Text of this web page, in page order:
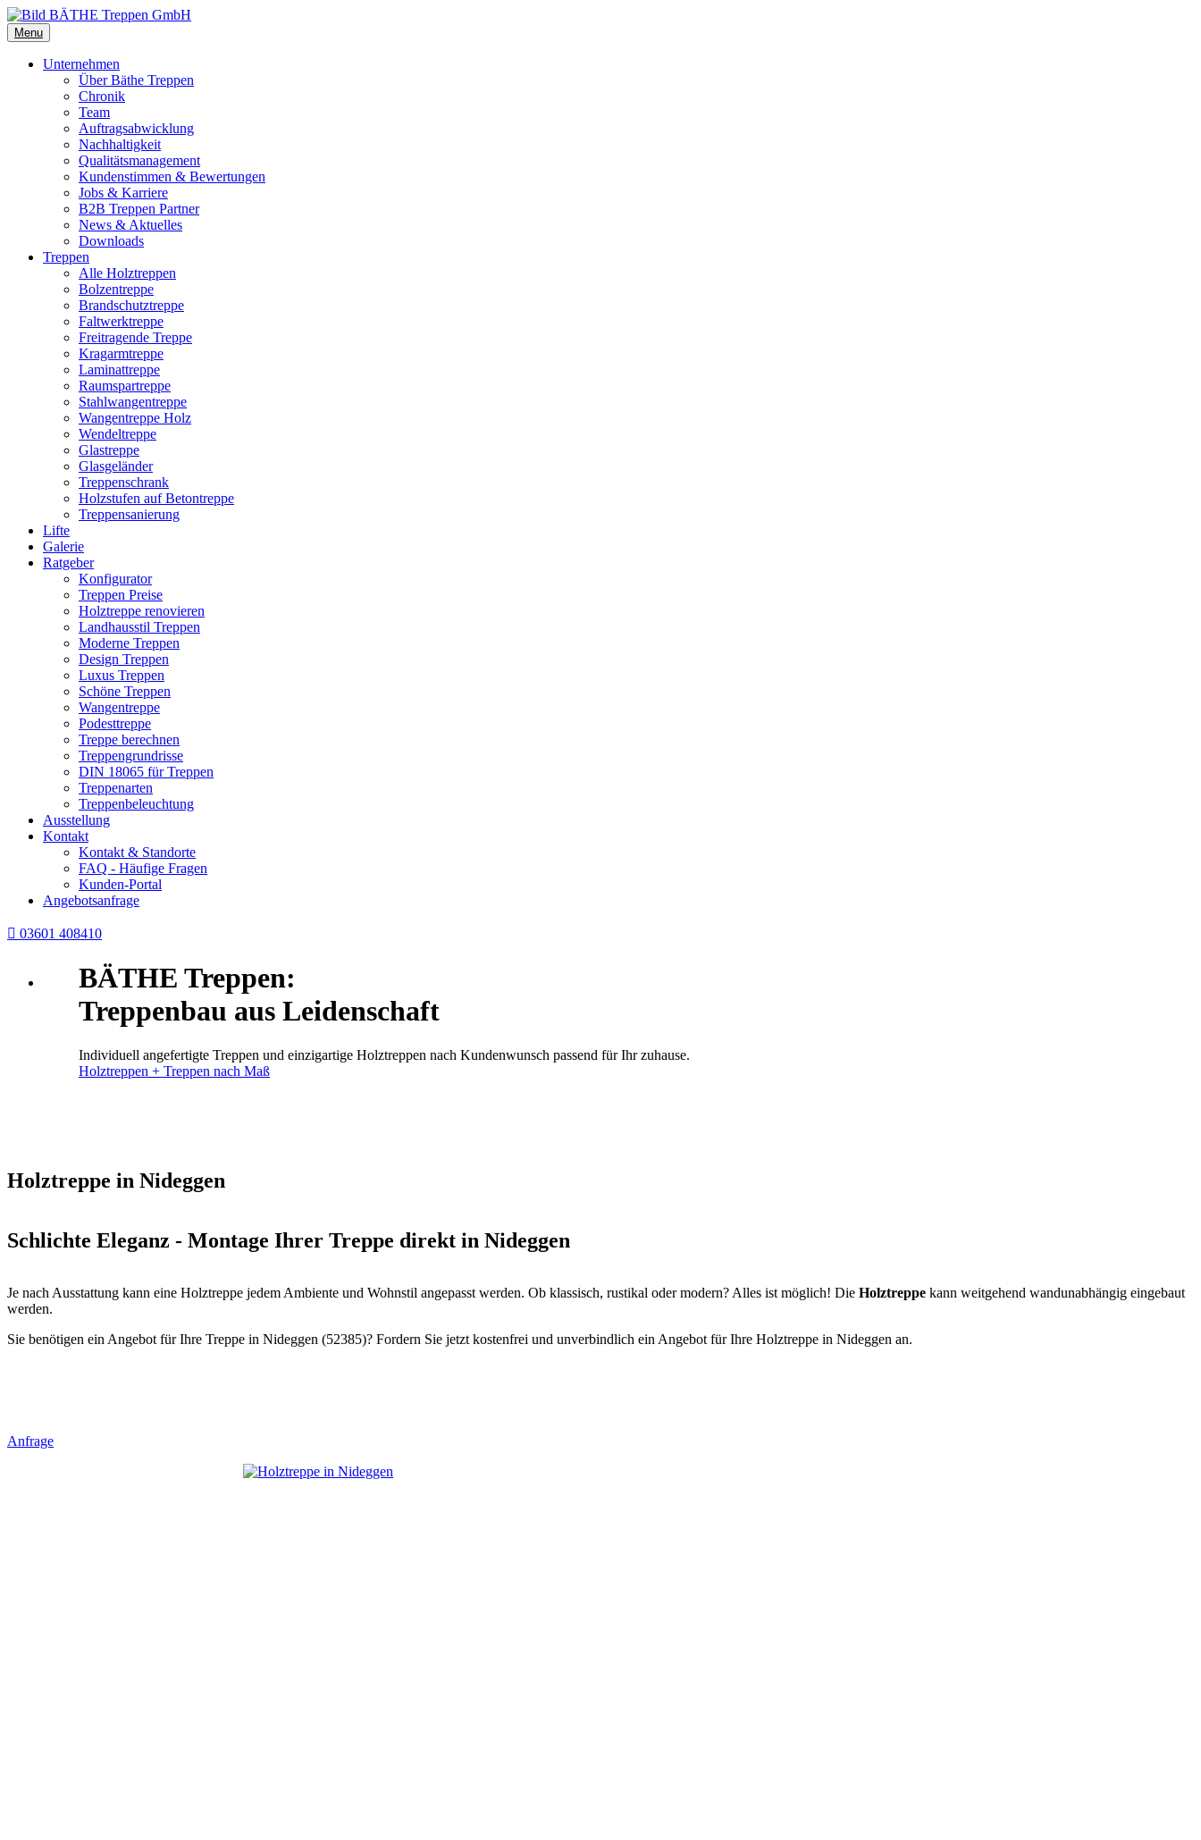
Menu
Unternehmen
Über Bäthe Treppen
Chronik
Team
Auftragsabwicklung
Nachhaltigkeit
Qualitätsmanagement
Kundenstimmen & Bewertungen
Jobs & Karriere
B2B Treppen Partner
News & Aktuelles
Downloads
Treppen
Alle Holztreppen
Bolzentreppe
Brandschutztreppe
Faltwerktreppe
Freitragende Treppe
Kragarmtreppe
Laminattreppe
Raumspartreppe
Stahlwangentreppe
Wangentreppe Holz
Wendeltreppe
Glastreppe
Glasgeländer
Treppenschrank
Holzstufen auf Betontreppe
Treppensanierung
Lifte
Galerie
Ratgeber
Konfigurator
Treppen Preise
Holztreppe renovieren
Landhausstil Treppen
Moderne Treppen
Design Treppen
Luxus Treppen
Schöne Treppen
Wangentreppe
Podesttreppe
Treppe berechnen
Treppengrundrisse
DIN 18065 für Treppen
Treppenarten
Treppenbeleuchtung
Ausstellung
Kontakt
Kontakt & Standorte
FAQ - Häufige Fragen
Kunden-Portal
Angebotsanfrage
 03601 408410
BÄTHE Treppen:
Treppenbau aus Leidenschaft
Individuell angefertigte Treppen und einzigartige Holztreppen nach Kundenwunsch passend für Ihr zuhause.
Holztreppen + Treppen nach Maß
Holztreppe in Nideggen
Schlichte Eleganz - Montage Ihrer Treppe direkt in Nideggen
Je nach Ausstattung kann eine Holztreppe jedem Ambiente und Wohnstil angepasst werden. Ob klassisch, rustikal oder modern? Alles ist möglich! Die Holztreppe kann weitgehend wandunabhängig eingebaut
werden.
Sie benötigen ein Angebot für Ihre Treppe in Nideggen (52385)? Fordern Sie jetzt kostenfrei und unverbindlich ein Angebot für Ihre Holztreppe in Nideggen an.
Anfrage